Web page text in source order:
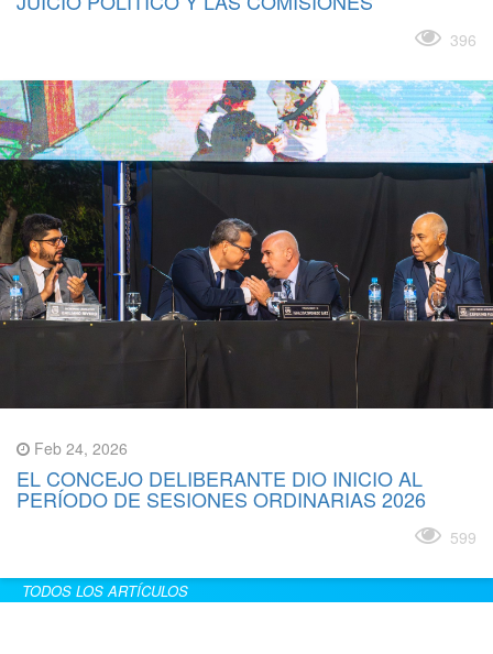
396
Feb 24, 2026
EL CONCEJO DELIBERANTE DIO INICIO AL
PERÍODO DE SESIONES ORDINARIAS 2026
599
TODOS LOS ARTÍCULOS